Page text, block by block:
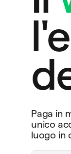
Paga in
unico
luogo in